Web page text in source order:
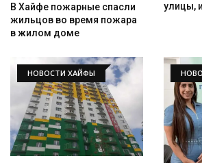
В Хайфе пожарные спасли
жильцов во время пожара
в жилом доме
улицы,
НОВОСТИ ХАЙФЫ